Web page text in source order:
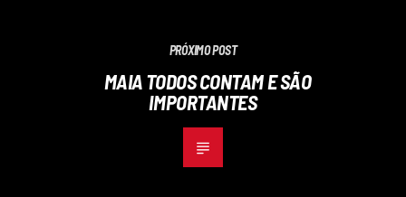
PRÓXIMO POST
MAIA TODOS CONTAM E SÃO
IMPORTANTES